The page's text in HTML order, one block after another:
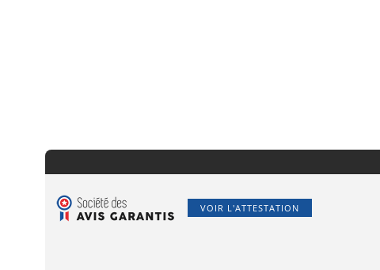
VOIR L'ATTESTATION